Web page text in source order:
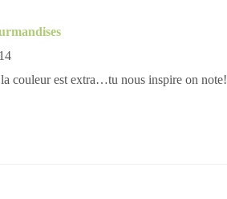
la couleur est extra…tu nous inspire on note!